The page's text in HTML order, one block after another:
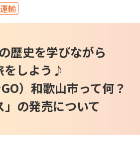
運輸
歴史を学びながら
をしよう♪
GO）和歌山市って何？
」の発売について